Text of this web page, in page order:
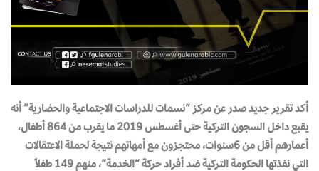
أكد تقرير جديد صدر عن مركز “نسمات للدراسات الاجتماعية والحضارية” أنه
يقبع داخل السجون التركية حتى أغسطس 2019 ما يقرب من 864 أطفال،
أعمارهم أقل من 6سنوات، محتجزون مع أمهاتهم نتيجة لحملة الاعتقالات
التي نفذتها الحكومة التركية ضد أفراد حركة “الخدمة”، منهم 149 طفلاً